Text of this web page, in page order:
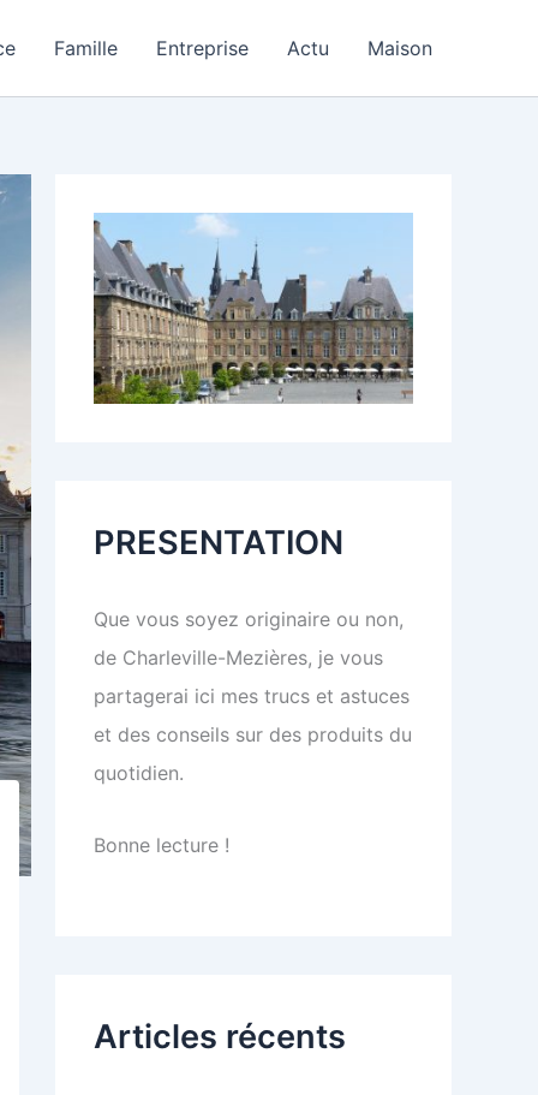
Famille Entreprise Actu Maison
PRESENTATION
Que vous soyez originaire ou non,
de Charleville-Mezières, je vous
partagerai ici mes trucs et astuces
et des conseils sur des produits du
quotidien.
Bonne lecture !
Articles récents